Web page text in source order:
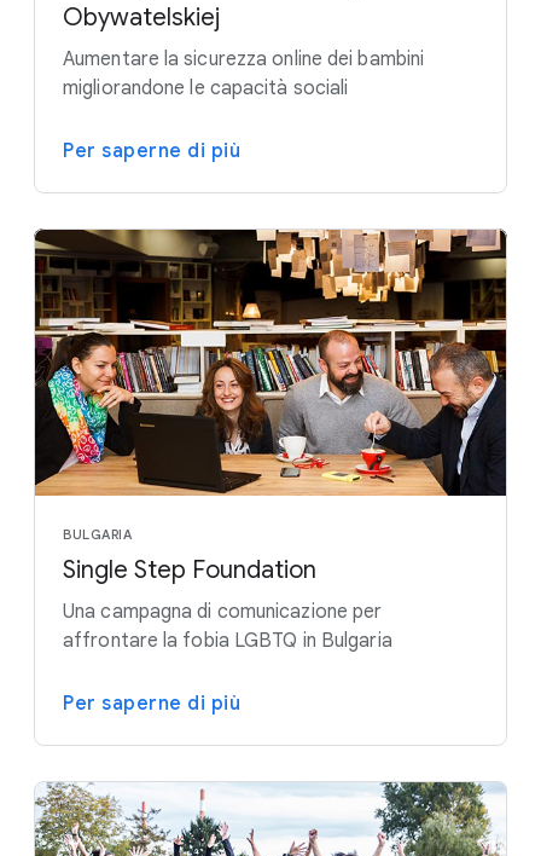
Obywatelskiej
Aumentare la sicurezza online dei bambini
migliorandone le capacità sociali
Per saperne di più
BULGARIA
Single Step Foundation
Una campagna di comunicazione per
affrontare la fobia LGBTQ in Bulgaria
Per saperne di più